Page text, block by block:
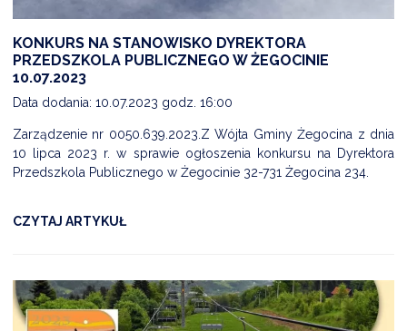
KONKURS NA STANOWISKO DYREKTORA
PRZEDSZKOLA PUBLICZNEGO W ŻEGOCINIE
10.07.2023
Data dodania: 10.07.2023 godz. 16:00
Zarządzenie nr 0050.639.2023.Z Wójta Gminy Żegocina z dnia
10 lipca 2023 r. w sprawie ogłoszenia konkursu na Dyrektora
Przedszkola Publicznego w Żegocinie 32-731 Żegocina 234.
CZYTAJ ARTYKUŁ